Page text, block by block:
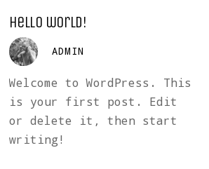
Hello world!
ADMIN
Welcome to WordPress. This
is your first post. Edit
or delete it, then start
writing!